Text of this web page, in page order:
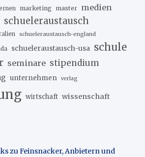
marketing master medien
schueleraustausch
schueleraustausch-england
schueleraustausch-usa schule
seminare stipendium
unternehmen verlag
wirtschaft wissenschaft
zu Feinsnacker, Anbietern und